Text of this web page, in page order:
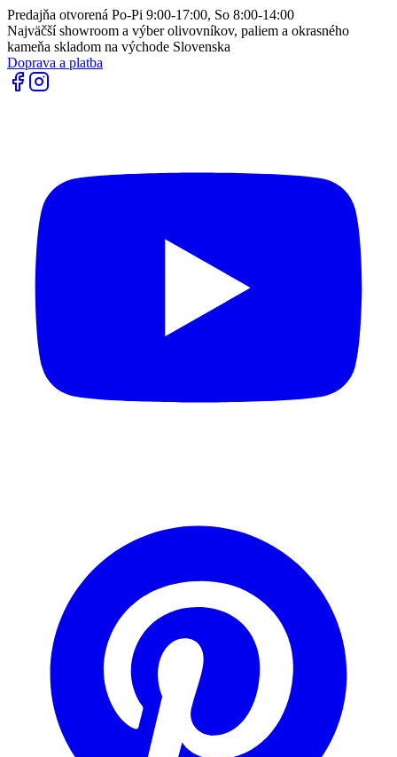
Predajňa otvorená Po-Pi 9:00-17:00, So 8:00-14:00
Najväčší showroom a výber olivovníkov, paliem a okrasného
kameňa skladom na východe Slovenska
Doprava a platba